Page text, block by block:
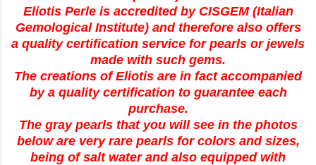
Eliotis Perle is accredited by CISGEM (Italian
Gemological Institute) and therefore also offers
a quality certification service for pearls or jewels
made with such gems.
The creations of Eliotis are in fact accompanied
by a quality certification to guarantee each
purchase.
The gray pearls that you will see in the photos
below are very rare pearls for colors and sizes,
being of salt water and also equipped with